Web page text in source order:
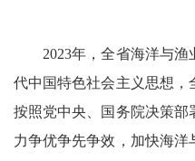
2023年，全省海洋与渔
代中国特色社会主义思想
按照党中央、国务院决策部
力争优争先争效，加快海